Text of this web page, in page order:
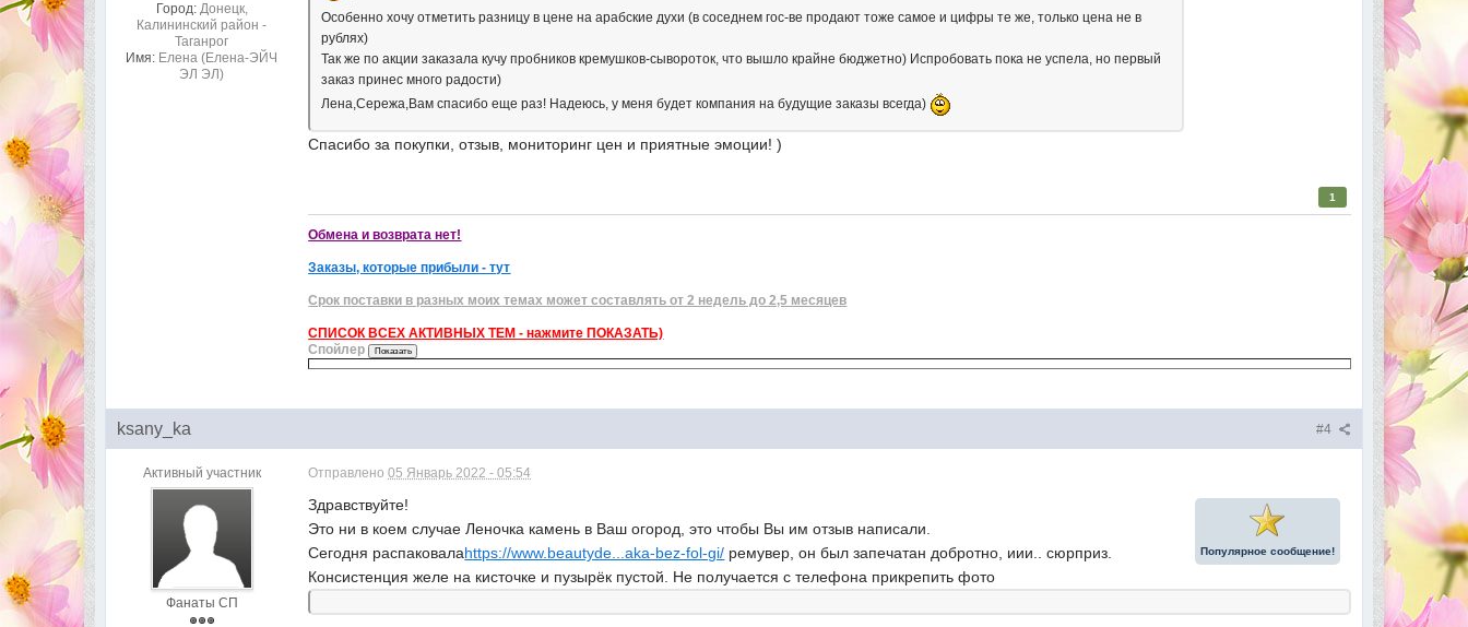
Город: Донецк,
Калининский район -
Таганрог
Имя: Елена (Елена-ЭЙЧ
ЭЛ ЭЛ)
Особенно хочу отметить разницу в цене на арабские духи (в соседнем гос-ве продают тоже самое и цифры те же, только цена не в
рублях)
Так же по акции заказала кучу пробников кремушков-сывороток, что вышло крайне бюджетно) Испробовать пока не успела, но первый
заказ принес много радости)
Лена,Сережа,Вам спасибо еще раз! Надеюсь, у меня будет компания на будущие заказы всегда)
Спасибо за покупки, отзыв, мониторинг цен и приятные эмоции! )
1
Обмена и возврата нет!
Заказы, которые прибыли - тут
Срок поставки в разных моих темах может составлять от 2 недель до 2,5 месяцев
СПИСОК ВСЕХ АКТИВНЫХ ТЕМ - нажмите ПОКАЗАТЬ)
Спойлер
#4
ksany_ka
Активный участник
Фанаты СП
Отправлено05 Январь 2022 - 05:54
Популярное сообщение!
Здравствуйте!
Это ни в коем случае Леночка камень в Ваш огород, это чтобы Вы им отзыв написали.
Сегодня распаковалаhttps://www.beautyde...aka-bez-fol-gi/ ремувер, он был запечатан добротно, иии.. сюрприз.
Консистенция желе на кисточке и пузырёк пустой. Не получается с телефона прикрепить фото